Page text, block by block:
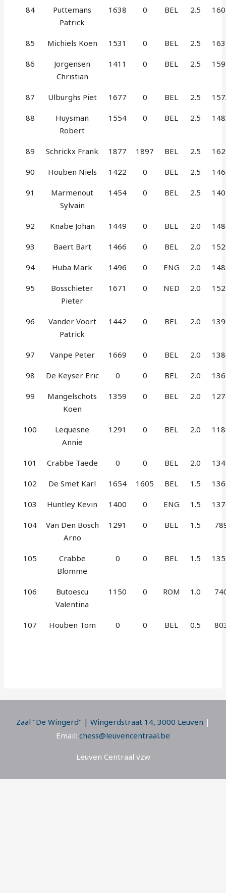
84
Puttemans
Patrick
1638 0 BEL 2.5
85 Michiels Koen 1531 0 BEL 2.5
86
Jorgensen
Christian
1411 0 BEL 2.5
87 Ulburghs Piet 1677 0 BEL 2.5
88
Huysman
Robert
1554 0 BEL 2.5
89 Schrickx Frank 1877 1897 BEL 2.5
90 Houben Niels 1422 0 BEL 2.5
91
Marmenout
Sylvain
1454 0 BEL 2.5
92 Knabe Johan 1449 0 BEL 2.0
93 Baert Bart 1466 0 BEL 2.0
94 Huba Mark 1496 0 ENG 2.0
95
Bosschieter
Pieter
1671 0 NED 2.0
96
Vander Voort
Patrick
1442 0 BEL 2.0
97 Vanpe Peter 1669 0 BEL 2.0
98 De Keyser Eric 0 0 BEL 2.0
99
Mangelschots
Koen
1359 0 BEL 2.0
100
Lequesne
Annie
1291 0 BEL 2.0
101 Crabbe Taede 0 0 BEL 2.0
102 De Smet Karl 1654 1605 BEL 1.5
103 Huntley Kevin 1400 0 ENG 1.5
104
Van Den Bosch
Arno
1291 0 BEL 1.5
105
Crabbe
Blomme
0 0 BEL 1.5
106
Butoescu
Valentina
1150 0 ROM 1.0
107 Houben Tom 0 0 BEL 0.5
Zaal "De Wingerd" | Wingerdstraat 14, 3000 Leuven |
Email: chess@leuvencentraal.be
Leuven Centraal vzw